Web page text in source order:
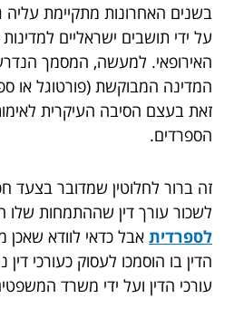
בשנים האחרונות מתקיימת עליה
על ידי תושבים ישראליים
האירופאי. למעשה, המסמך
המדינה המבוקשת (פורטוגל או
זאת בעצם הסיבה העיקרית
הספרדים.
זה ברור לחלוטין שמדובר בצעד
לשכור עורך דין שההתמחות שלו
לספרדית אבל כדאי לוודא
הדין בו הוסמכו לעסוק כעורכי דין
עורכי הדין ועל ידי משרד